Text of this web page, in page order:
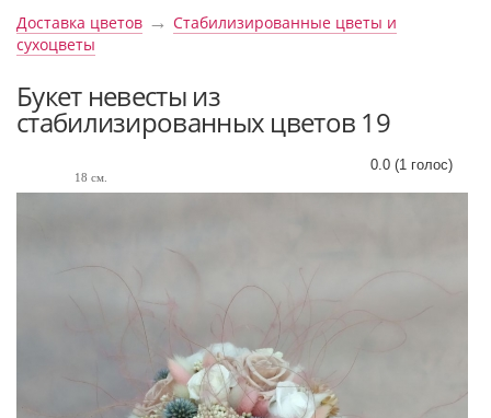
Доставка цветов → Стабилизированные цветы и
сухоцветы
Букет невесты из
стабилизированных цветов 19
0.0 (1 голос)
18 см.